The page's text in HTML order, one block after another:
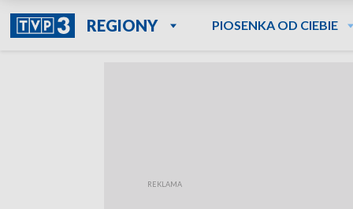
REGIONY PIOSENKA OD CIEBIE